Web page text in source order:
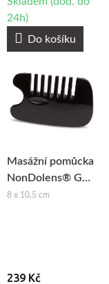
24h)
Do košíku
Masážní pomůcka
NonDolens® Gua
Sha hřeben -
8 x 10,5 cm
239 Kč